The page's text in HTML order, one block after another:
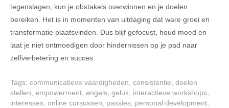
tegenslagen, kun je obstakels overwinnen en je doelen
bereiken. Het is in momenten van uitdaging dat ware groei en
transformatie plaatsvinden. Dus blijf gefocust, houd moed en
laat je niet ontmoedigen door hindernissen op je pad naar
zelfverbetering en succes.
Tags: communicatieve vaardigheden consistentie doelen
stellen empowerment engels geluk interactieve workshops
interesses online cursussen passies personal development